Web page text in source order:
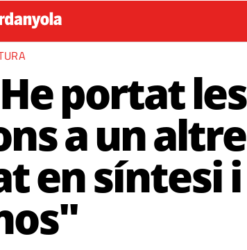
portat les
a un altre
en síntesi i